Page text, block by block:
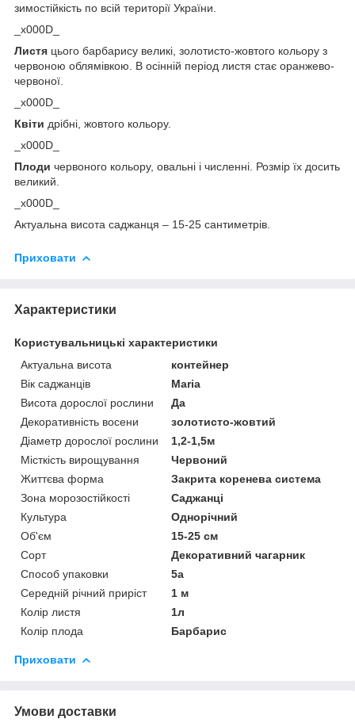
зимостійкість по всій території України.
_x000D_
Листя цього барбарису великі, золотисто-жовтого кольору з
червоною облямівкою. В осінній період листя стає оранжево-
червоної.
_x000D_
Квіти дрібні, жовтого кольору.
_x000D_
Плоди червоного кольору, овальні і численні. Розмір їх досить
великий.
_x000D_
Актуальна висота саджанця – 15-25 сантиметрів.
Приховати
Характеристики
Користувальницькі характеристики
Актуальна висота
контейнер
Вік саджанців
Maria
Висота дорослої рослини
Да
Декоративність восени
золотисто-жовтий
Діаметр дорослої рослини
1,2-1,5м
Місткість вирощування
Червоний
Життєва форма
Закрита коренева система
Зона морозостійкості
Саджанці
Культура
Однорічний
Об'єм
15-25 см
Сорт
Декоративний чагарник
Способ упаковки
5а
Середній річний приріст
1 м
Колір листя
1л
Колір плода
Барбарис
Приховати
Умови доставки